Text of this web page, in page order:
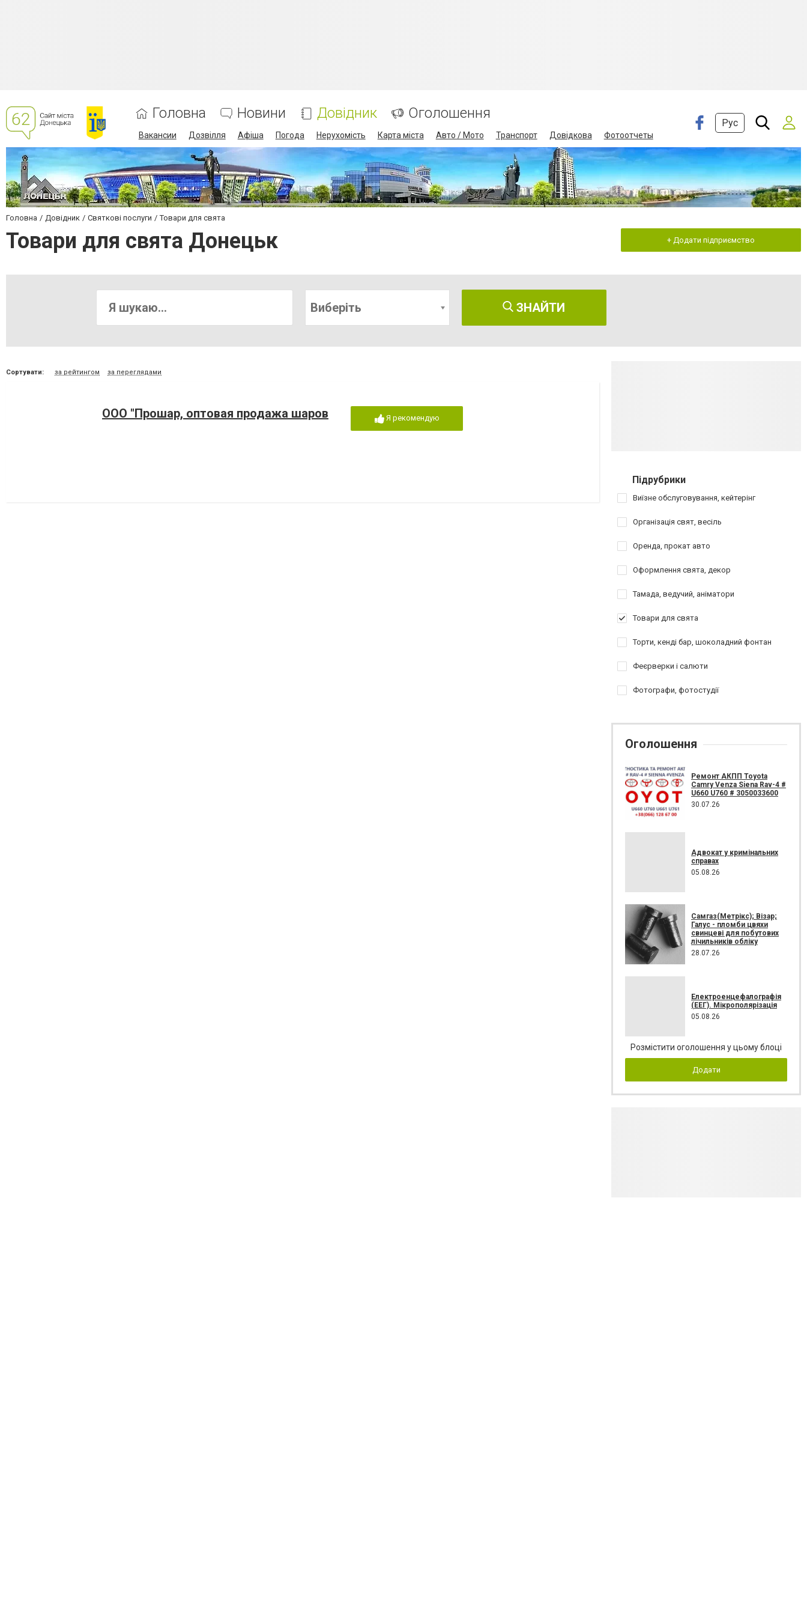
Головна Новини Довідник Оголошення
Вакансии Дозвілля Афіша Погода Нерухомість Карта міста Авто / Мото Транспорт Довідкова Фотоотчеты
Рус
Головна Довідник Святкові послуги Товари для свята
Товари для свята Донецьк + Додати підприємство
Виберіть ЗНАЙТИ
Сортувати: за рейтингом за переглядами
ООО "Прошар, оптовая продажа шаров Я рекомендую
Підрубрики
Виїзне обслуговування, кейтерінг
Організація свят, весіль
Оренда, прокат авто
Оформлення свята, декор
Тамада, ведучий, аніматори
Товари для свята
Торти, кенді бар, шоколадний фонтан
Феєрверки і салюти
Фотографи, фотостудії
Оголошення
Ремонт АКПП Toyota
Camry Venza Siena Rav-4 #
U660 U760 # 3050033600
30.07.26
Адвокат у кримінальних
справах
05.08.26
Самгаз(Метрікс); Візар;
Галус - пломби цвяхи
свинцеві для побутових
лічильників обліку
28.07.26
Електроенцефалографія
(ЕЕГ). Мікрополярізація
05.08.26
Розмістити оголошення у цьому блоці
Додати